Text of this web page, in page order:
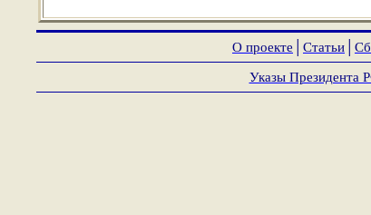
О проекте Статьи
Указы Президента